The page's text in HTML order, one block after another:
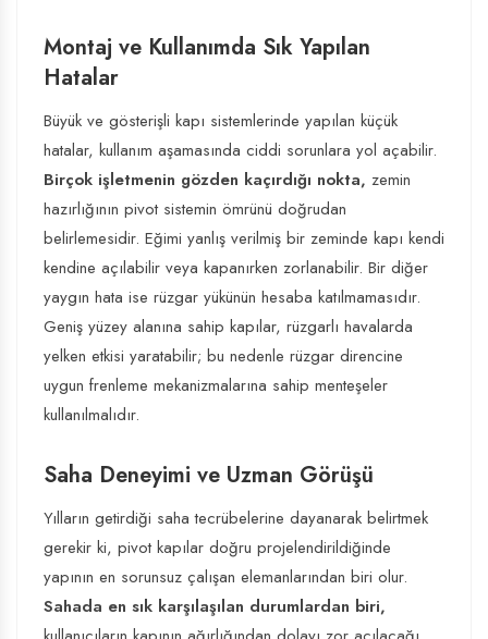
Montaj ve Kullanımda Sık Yapılan
Hatalar
Büyük ve gösterişli kapı sistemlerinde yapılan küçük
hatalar, kullanım aşamasında ciddi sorunlara yol açabilir.
Birçok işletmenin gözden kaçırdığı nokta, zemin
hazırlığının pivot sistemin ömrünü doğrudan
belirlemesidir. Eğimi yanlış verilmiş bir zeminde kapı kendi
kendine açılabilir veya kapanırken zorlanabilir. Bir diğer
yaygın hata ise rüzgar yükünün hesaba katılmamasıdır.
Geniş yüzey alanına sahip kapılar, rüzgarlı havalarda
yelken etkisi yaratabilir; bu nedenle rüzgar direncine
uygun frenleme mekanizmalarına sahip menteşeler
kullanılmalıdır.
Saha Deneyimi ve Uzman Görüşü
Yılların getirdiği saha tecrübelerine dayanarak belirtmek
gerekir ki, pivot kapılar doğru projelendirildiğinde
yapının en sorunsuz çalışan elemanlarından biri olur.
Sahada en sık karşılaşılan durumlardan biri,